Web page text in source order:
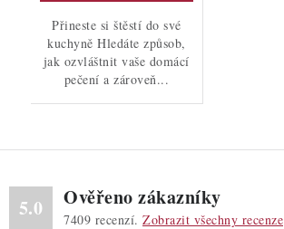
Přineste si štěstí do své
kuchyně Hledáte způsob,
jak ozvláštnit vaše domácí
pečení a zároveň...
5.0 Ověřeno zákazníky
7409 recenzí. Zobrazit všechny recenze